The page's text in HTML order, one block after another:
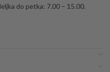
do petka: 7.00 – 15.00.